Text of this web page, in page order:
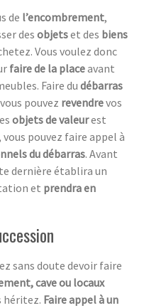
de l’encombrement,
des objetset des biens
Vous voulez donc
faire de la placeavant
Faire du débarras
pouvez revendrevos
objets de valeurest
pouvez faire appel à
du débarras. Avant
dernière établira un
et prendra en
sans doute devoir faire
cave ou locaux
héritez. Faire appel à un